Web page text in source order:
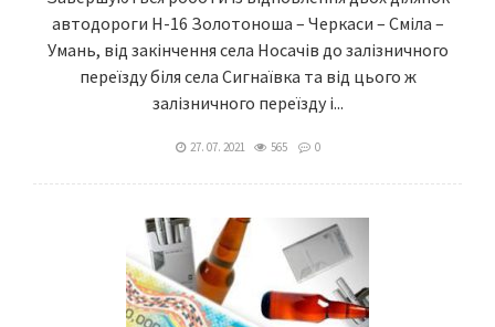
автодороги Н-16 Золотоноша – Черкаси – Сміла –
Умань, від закінчення села Носачів до залізничного
переїзду біля села Сигнаївка та від цього ж
залізничного переїзду і...
27. 07. 2021 565 0